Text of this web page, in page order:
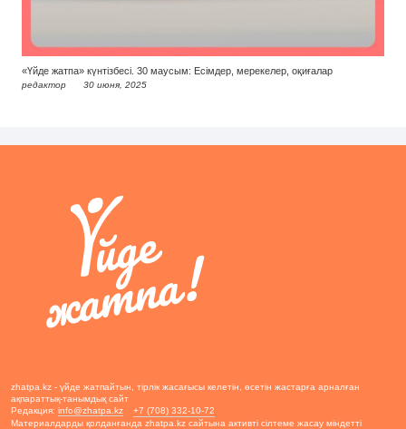
«Үйде жатпа» күнтізбесі. 30 маусым: Есімдер, мерекелер, оқиғалар
редактор 30 июня, 2025
zhatpa.kz - үйде жатпайтын, тірлік жасағысы келетін, өсетін жастарға арналған
ақпараттық-танымдық сайт
Редакция: info@zhatpa.kz
+7 (708) 332-10-72
Материалдарды қолданғанда zhatpa.kz сайтына активті сілтеме жасау міндетті